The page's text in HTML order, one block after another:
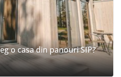
o casa din panouri SIP?